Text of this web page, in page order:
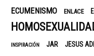
ECUMENISMO ENLACE
INSPIRACIÓN JAR JESUS